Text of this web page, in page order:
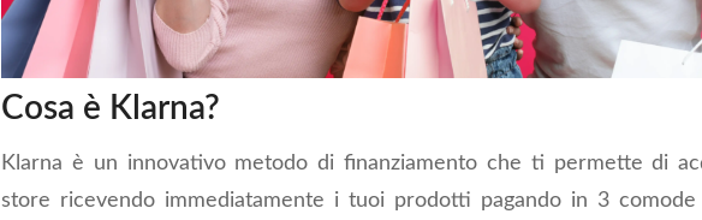
Cosa è Klarna?
Klarna è un innovativo metodo di finanziamento che ti permette di
store ricevendo immediatamente i tuoi prodotti pagando in 3 comode